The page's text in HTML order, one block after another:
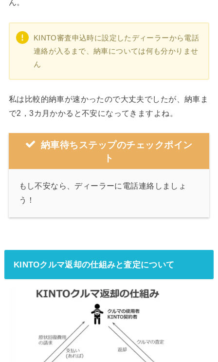
ん。
KINTO審査申込時に設定したディーラーから電話
連絡が入るまで、納車については何も分かりませ
ん
私は比較的納車が速かったので大丈夫でしたが、納車ま
で2，3カ月かかると不安になってきますよね。
納車待ちステップのチェックポイン
ト
もし不安なら、ディーラーに電話連絡しましょ
う！
KINTOクルマ返却の仕組みと査定について